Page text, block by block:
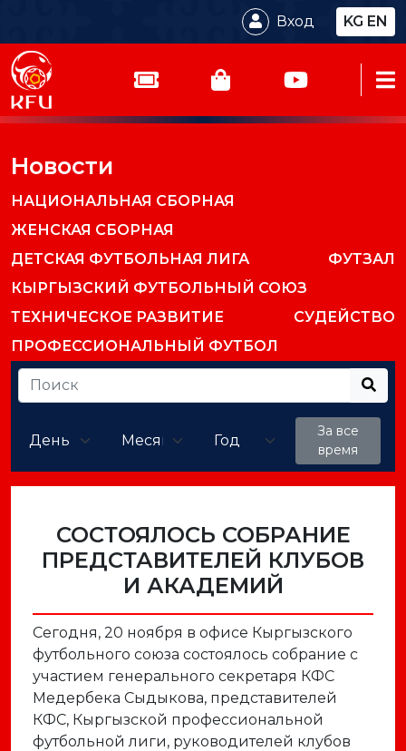
Вход KG EN
Новости
НАЦИОНАЛЬНАЯ СБОРНАЯ
ЖЕНСКАЯ СБОРНАЯ
ДЕТСКАЯ ФУТБОЛЬНАЯ ЛИГА
ФУТЗАЛ
КЫРГЫЗСКИЙ ФУТБОЛЬНЫЙ СОЮЗ
ТЕХНИЧЕСКОЕ РАЗВИТИЕ
СУДЕЙСТВО
ПРОФЕССИОНАЛЬНЫЙ ФУТБОЛ
За все
время
СОСТОЯЛОСЬ СОБРАНИЕ
ПРЕДСТАВИТЕЛЕЙ КЛУБОВ
И АКАДЕМИЙ
Сегодня, 20 ноября в офисе Кыргызского
футбольного союза состоялось собрание с
участием генерального секретаря КФС
Медербека Сыдыкова, представителей
КФС, Кыргызской профессиональной
футбольной лиги, руководителей клубов